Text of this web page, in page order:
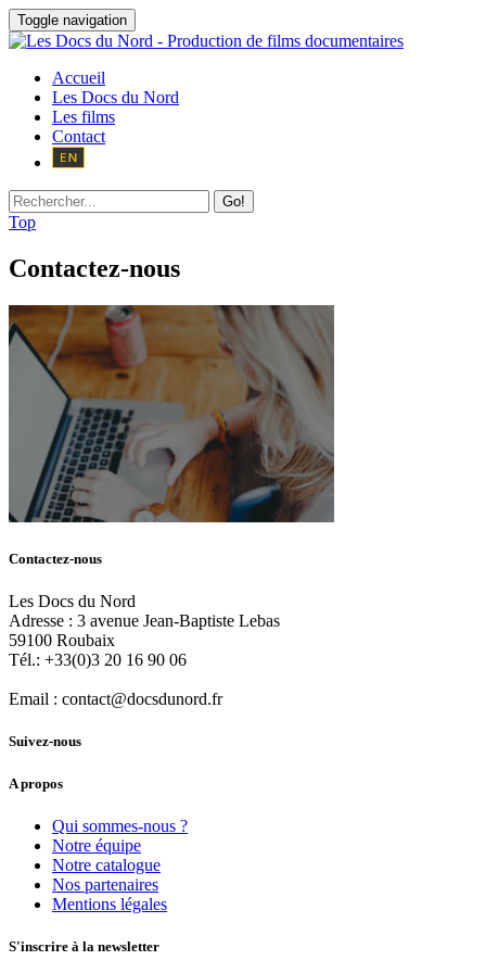
Toggle navigation
Accueil
Les Docs du Nord
Les films
Contact
Go!
Top
Contactez-nous
Contactez-nous
Les Docs du Nord
Adresse : 3 avenue Jean-Baptiste Lebas
59100 Roubaix
Tél.: +33(0)3 20 16 90 06
Email : contact@docsdunord.fr
Suivez-nous
A propos
Qui sommes-nous ?
Notre équipe
Notre catalogue
Nos partenaires
Mentions légales
S'inscrire à la newsletter